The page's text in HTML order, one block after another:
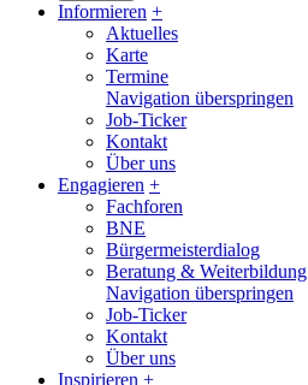
Informieren +
Aktuelles
Karte
Termine
Navigation überspringen
Job-Ticker
Kontakt
Über uns
Engagieren +
Fachforen
BNE
Bürgermeisterdialog
Beratung & Weiterbildung
Navigation überspringen
Job-Ticker
Kontakt
Über uns
Inspirieren +